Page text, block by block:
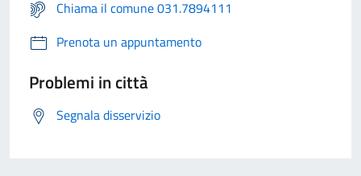
Chiama il comune 031.7894111
Prenota un appuntamento
Problemi in città
Segnala disservizio